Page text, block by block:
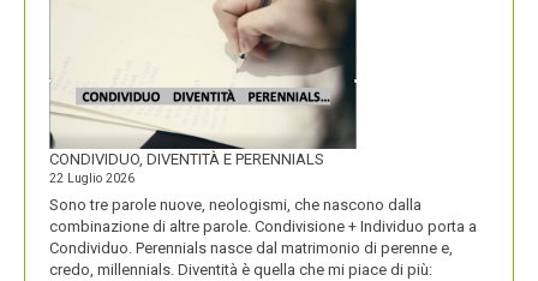
CONDIVIDUO, DIVENTITÀ E PERENNIALS
22 Luglio 2026
Sono tre parole nuove, neologismi, che nascono dalla
combinazione di altre parole. Condivisione + Individuo porta a
Condividuo. Perennials nasce dal matrimonio di perenne e,
credo, millennials. Diventità è quella che mi piace di più: